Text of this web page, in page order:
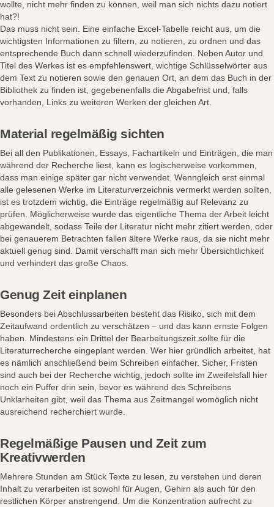
wollte, nicht mehr finden zu können, weil man sich nichts dazu notiert
hat?!
Das muss nicht sein. Eine einfache Excel-Tabelle reicht aus, um die
wichtigsten Informationen zu filtern, zu notieren, zu ordnen und das
entsprechende Buch dann schnell wiederzufinden. Neben Autor und
Titel des Werkes ist es empfehlenswert, wichtige Schlüsselwörter aus
dem Text zu notieren sowie den genauen Ort, an dem das Buch in der
Bibliothek zu finden ist, gegebenenfalls die Abgabefrist und, falls
vorhanden, Links zu weiteren Werken der gleichen Art.
Material regelmäßig sichten
Bei all den Publikationen, Essays, Fachartikeln und Einträgen, die man
während der Recherche liest, kann es logischerweise vorkommen,
dass man einige später gar nicht verwendet. Wenngleich erst einmal
alle gelesenen Werke im Literaturverzeichnis vermerkt werden sollten,
ist es trotzdem wichtig, die Einträge regelmäßig auf Relevanz zu
prüfen. Möglicherweise wurde das eigentliche Thema der Arbeit leicht
abgewandelt, sodass Teile der Literatur nicht mehr zitiert werden, oder
bei genauerem Betrachten fallen ältere Werke raus, da sie nicht mehr
aktuell genug sind. Damit verschafft man sich mehr Übersichtlichkeit
und verhindert das große Chaos.
Genug Zeit einplanen
Besonders bei Abschlussarbeiten besteht das Risiko, sich mit dem
Zeitaufwand ordentlich zu verschätzen – und das kann ernste Folgen
haben. Mindestens ein Drittel der Bearbeitungszeit sollte für die
Literaturrecherche eingeplant werden. Wer hier gründlich arbeitet, hat
es nämlich anschließend beim Schreiben einfacher. Sicher, Fristen
sind auch bei der Recherche wichtig, jedoch sollte im Zweifelsfall hier
noch ein Puffer drin sein, bevor es während des Schreibens
Unklarheiten gibt, weil das Thema aus Zeitmangel womöglich nicht
ausreichend recherchiert wurde.
Regelmäßige Pausen und Zeit zum
Kreativwerden
Mehrere Stunden am Stück Texte zu lesen, zu verstehen und deren
Inhalt zu verarbeiten ist sowohl für Augen, Gehirn als auch für den
restlichen Körper anstrengend. Um die Konzentration aufrecht zu